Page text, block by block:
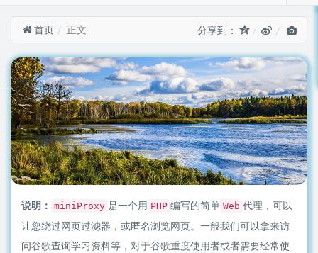
首页 正文 分享到：
说明： miniProxy 是一个用 PHP 编写的简单 Web 代理，可以
让您绕过网页过滤器，或匿名浏览网页。一般我们可以拿来访
问谷歌查询学习资料等，对于谷歌重度使用者或者需要经常使